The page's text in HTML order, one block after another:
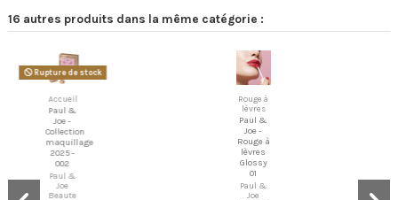
16 autres produits dans la même catégorie :
Rupture de stock
Collection
maquillage
Beaute
Rouge à
Rouge à